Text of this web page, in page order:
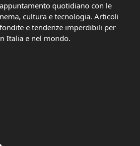
quotidiano con le
cultura e tecnologia. Articoli
e tendenze imperdibili per
Italia e nel mondo.